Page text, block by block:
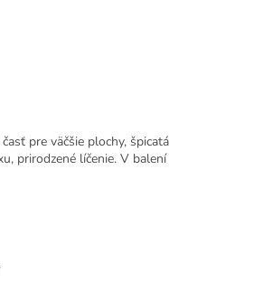
pre väčšie plochy, špicatá
prirodzené líčenie. V balení